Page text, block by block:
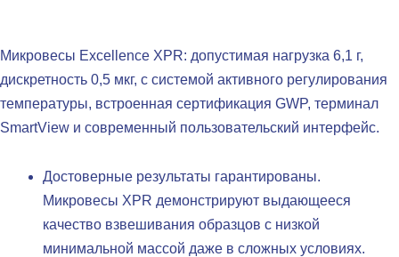
Микровесы Excellence XPR: допустимая нагрузка 6,1 г,
дискретность 0,5 мкг, с системой активного регулирования
температуры, встроенная сертификация GWP, терминал
SmartView и современный пользовательский интерфейс.
Достоверные результаты гарантированы.
Микровесы XPR демонстрируют выдающееся
качество взвешивания образцов с низкой
минимальной массой даже в сложных условиях.